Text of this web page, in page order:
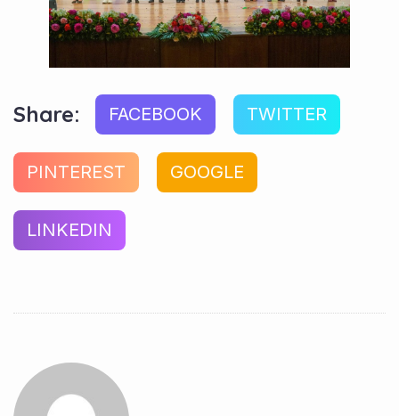
Share: FACEBOOK TWITTER
PINTEREST GOOGLE
LINKEDIN